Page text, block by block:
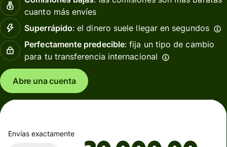
cuanto más envíes
Superrápido: el dinero suele llegar en segundos
Perfectamente predecible: fija un tipo de cambio
para tu transferencia internacional
Abre una cuenta
Envías exactamente